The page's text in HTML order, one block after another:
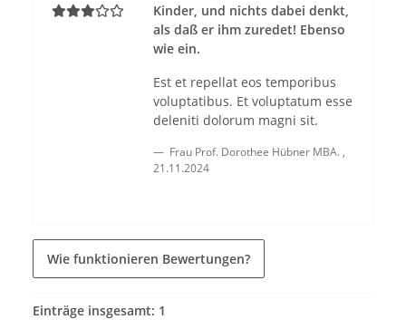
Kinder, und nichts dabei denkt,
als daß er ihm zuredet! Ebenso
wie ein.
Est et repellat eos temporibus
voluptatibus. Et voluptatum esse
deleniti dolorum magni sit.
Frau Prof. Dorothee Hübner MBA. ,
21.11.2024
Wie funktionieren Bewertungen?
Einträge insgesamt: 1